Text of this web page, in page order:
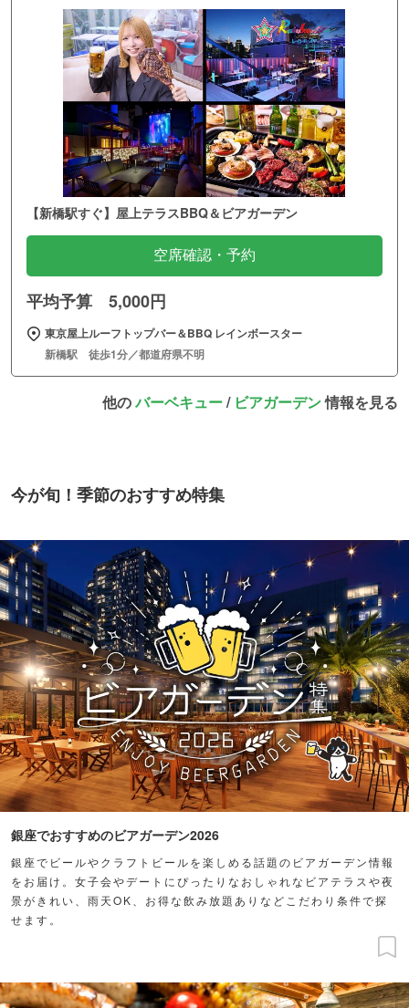
【新橋駅すぐ】屋上テラスBBQ＆ビアガーデン
空席確認・予約
平均予算 5,000円
東京屋上ルーフトップバー＆BBQ レインボースター
新橋駅 徒歩1分／都道府県不明
他のバーベキュー/ ビアガーデン情報を見る
今が旬！季節のおすすめ特集
銀座でおすすめのビアガーデン2026
銀座でビールやクラフトビールを楽しめる話題のビアガーデン情報
をお届け。女子会やデートにぴったりなおしゃれなビアテラスや夜
景がきれい、雨天OK、お得な飲み放題ありなどこだわり条件で探
せます。